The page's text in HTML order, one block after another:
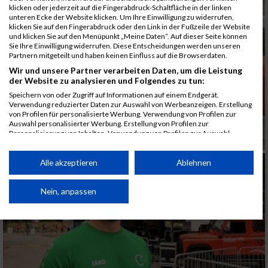
klicken oder jederzeit auf die Fingerabdruck-Schaltfläche in der linken
unteren Ecke der Website klicken. Um Ihre Einwilligung zu widerrufen,
klicken Sie auf den Fingerabdruck oder den Link in der Fußzeile der Website
und klicken Sie auf den Menüpunkt „Meine Daten“. Auf dieser Seite können
Sie Ihre Einwilligung widerrufen. Diese Entscheidungen werden unseren
Partnern mitgeteilt und haben keinen Einfluss auf die Browserdaten.
Wir und unsere Partner verarbeiten Daten, um die Leistung
der Website zu analysieren und Folgendes zu tun:
Speichern von oder Zugriff auf Informationen auf einem Endgerät.
Verwendung reduzierter Daten zur Auswahl von Werbeanzeigen. Erstellung
von Profilen für personalisierte Werbung. Verwendung von Profilen zur
Auswahl personalisierter Werbung. Erstellung von Profilen zur
Personalisierung von Inhalten. Verwendung von Profilen zur Auswahl
Performance von Inhalten. Analyse von Zielgruppen durch Statistiken oder
Kombinationen von Daten aus verschiedenen Quellen. Entwicklung und
von Inhalten.
Daten können außerhalb der Europäischen Union weitergegeben und in die
Website/App.
Partnerliste anzeigen (1 IAB-Anbieter)
Wir nutzen Ihre Daten für folgende Zwecke:
Alle akzeptieren Ablehnen
Nein, anpassen